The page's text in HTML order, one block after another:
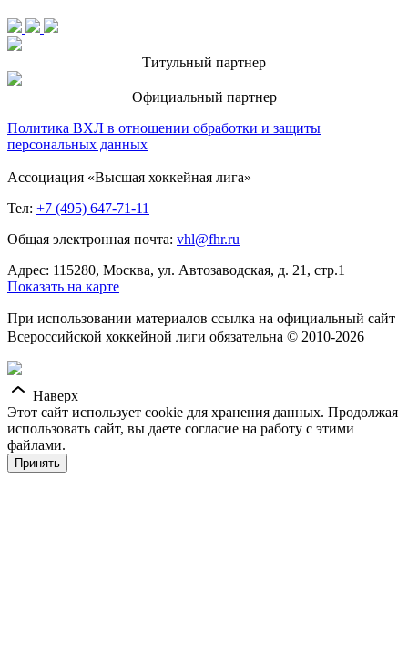
Титульный партнер
Официальный партнер
Политика ВХЛ в отношении обработки и защиты
персональных данных
Ассоциация «Высшая хоккейная лига»
Тел: +7 (495) 647-71-11
Общая электронная почта: vhl@fhr.ru
Адрес: 115280, Москва, ул. Автозаводская, д. 21, стр.1
Показать на карте
При использовании материалов ссылка на официальный сайт
Всероссийской хоккейной лиги обязательна © 2010-2026
Наверх
Этот сайт использует cookie для хранения данных. Продолжая
использовать сайт, вы даете согласие на работу с этими
файлами.
Принять